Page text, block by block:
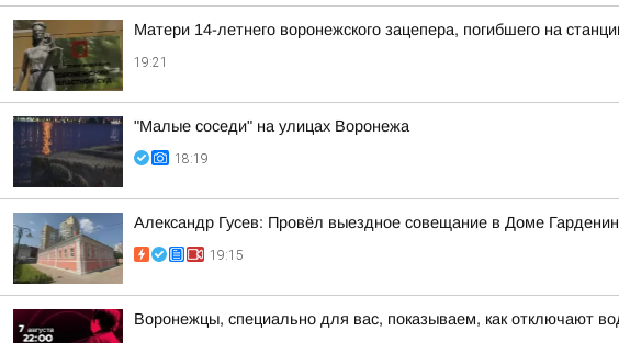
Матери 14-летнего воронежского зацепера, погибшего на
19:21
"Малые соседи" на улицах Воронежа
18:19
Александр Гусев: Провёл выездное совещание в Доме
19:15
Воронежцы, специально для вас, показываем, как отключают